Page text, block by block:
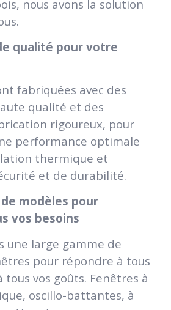
nous avons la solution
qualité pour votre
fabriquées avec des
qualité et des
rigoureux, pour
performance optimale
thermique et
et de durabilité.
modèles pour
vos besoins
une large gamme de
pour répondre à tous
tous vos goûts. Fenêtres à
oscillo-battantes, à